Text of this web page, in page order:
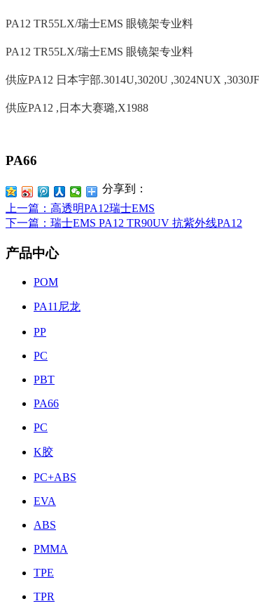
PA12 TR55LX/瑞士EMS 眼镜架专业料
PA12 TR55LX/瑞士EMS 眼镜架专业料
供应PA12 日本宇部.3014U,3020U ,3024NUX
供应PA12 ,日本大赛璐,X1988
PA66
分享到：
上一篇 ：高透明PA12瑞士EMS
下一篇 ：瑞士EMS PA12 TR90UV 抗紫外线PA12
产品中心
POM
PA11尼龙
PP
PC
PBT
PA66
PC
K胶
PC+ABS
EVA
ABS
PMMA
TPE
TPR